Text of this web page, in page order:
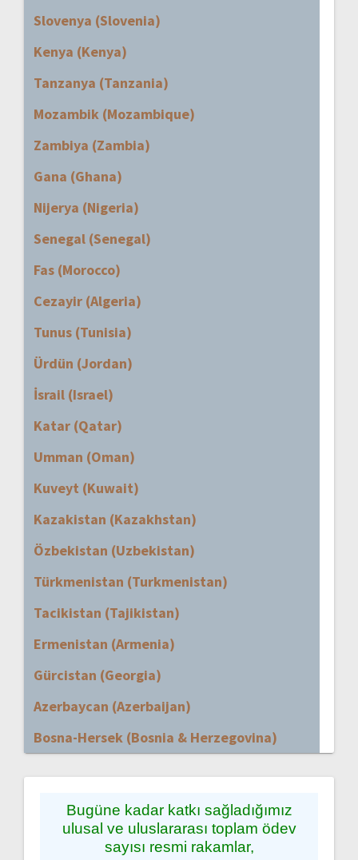
Slovenya (Slovenia)
Kenya (Kenya)
Tanzanya (Tanzania)
Mozambik (Mozambique)
Zambiya (Zambia)
Gana (Ghana)
Nijerya (Nigeria)
Senegal (Senegal)
Fas (Morocco)
Cezayir (Algeria)
Tunus (Tunisia)
Ürdün (Jordan)
İsrail (Israel)
Katar (Qatar)
Umman (Oman)
Kuveyt (Kuwait)
Kazakistan (Kazakhstan)
Özbekistan (Uzbekistan)
Türkmenistan (Turkmenistan)
Tacikistan (Tajikistan)
Ermenistan (Armenia)
Gürcistan (Georgia)
Azerbaycan (Azerbaijan)
Bosna-Hersek (Bosnia & Herzegovina)
Bugüne kadar katkı sağladığımız
ulusal ve uluslararası toplam ödev
sayısı resmi rakamlar,